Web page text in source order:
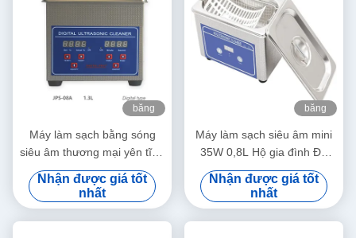
băng
Máy làm sạch bằng sóng
siêu âm thương mại yên tĩnh
1.3L Máy làm sạch bằng
sóng siêu âm kỹ thuật số
60W Với hẹn giờ đa cấp
Nhận được giá tốt
nhất
băng
Máy làm sạch siêu âm mini
35W 0,8L Hộ gia đình Đa
dụng Làm sạch sâu Trang
sức Kính mắt Đồng hồ Máy
cạo râu Răng giả
Nhận được giá tốt
nhất